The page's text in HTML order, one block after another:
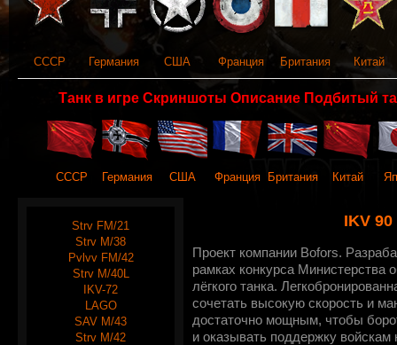
СССР Германия США Франция Британия Китай
Танк в игре Скриншоты Описание Подбитый
СССР Германия США Франция Британия Китай
Strv FM/21
Strv M/38
Pvlvv FM/42
Strv M/40L
IKV-72
LAGO
SAV M/43
Strv M/42
IKV
Проект компании Bofors.
рамках конкурса
лёгкого танка.
сочетать высокую скорость и
достаточно мощным, чтобы
и оказывать поддержку